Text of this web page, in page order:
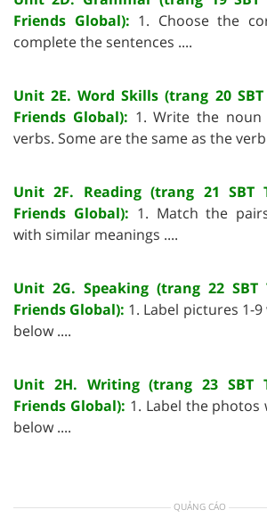
Friends Global): 1. Choose the
complete the sentences ....
Unit 2E. Word Skills (trang 20
Friends Global): 1. Write the
verbs. Some are the same as the verb
Unit 2F. Reading (trang 21 SBT
Friends Global): 1. Match the
with similar meanings ....
Unit 2G. Speaking (trang 22 SBT
Friends Global): 1. Label pictures 1-
below ....
Unit 2H. Writing (trang 23 SBT
Friends Global): 1. Label the
below ....
QUẢNG CÁO